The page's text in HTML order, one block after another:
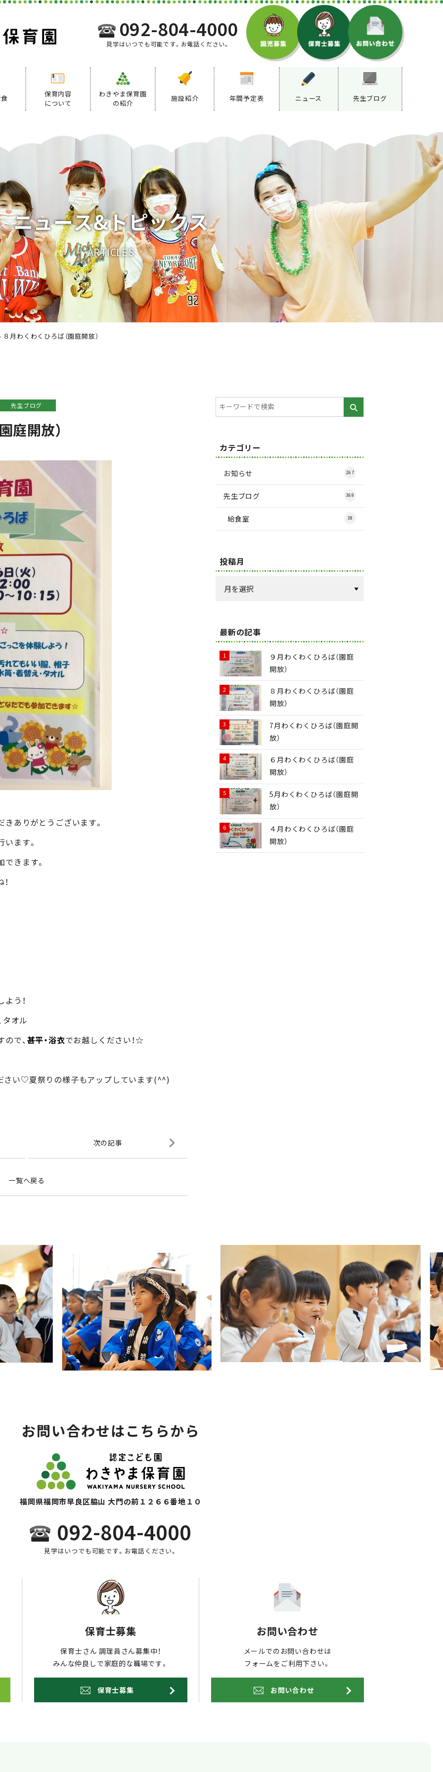
092-804-4000
見学はいつでも可能です。お電話ください。
保育内容
について
デイリープログラム
わきやま保育園
の紹介
施設紹介 年間予定表 ニュース 先生ブログ
ニュース&トピックス
ARTICLES
８月わくわくひろば（園庭開放）
先生ブログ
庭開放）
ありがとうございます。
ます。
きます。
う！
タオル
で、 甚平・浴衣でお越しください！☆
い♡夏祭りの様子もアップしています(^^)
次の記事
一覧へ戻る
カテゴリー
お知らせ 267
先生ブログ 369
給食室 38
投稿月
最新の記事
９月わくわくひろば（園庭
開放）
８月わくわくひろば（園庭
開放）
7月わくわくひろば（園庭開
放）
６月わくわくひろば（園庭
開放）
5月わくわくひろば（園庭開
放）
４月わくわくひろば（園庭
開放）
お問い合わせはこちらから
福岡県福岡市早良区脇山 大門の前１２６６番地１０
092-804-4000
見学はいつでも可能です。お電話ください。
保育士募集
保育士さん 調理員さん募集中！
みんな仲良しで家庭的な職場です。
保育士募集
お問い合わせ
メールでのお問い合わせは
フォームをご利用下さい。
お問い合わせ